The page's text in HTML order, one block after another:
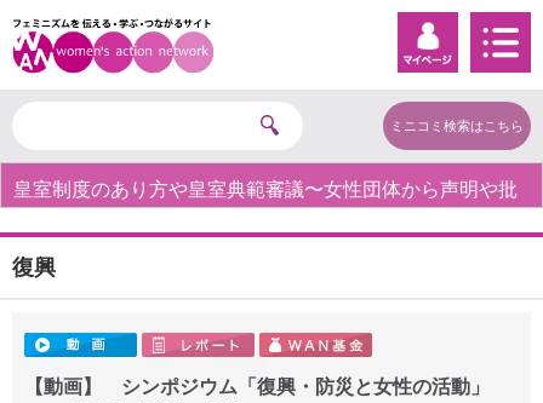
ミニコミ検索はこちら
皇室制度のあり方や皇室典範審議〜女性団体から声明や批
復興
【動画】 シンポジウム「復興・防災と女性の活動」